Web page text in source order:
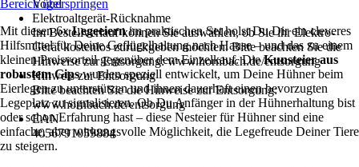
Vogel
Elektroaltgerät-Rücknahme
Im Bestellverlauf können Sie auswählen, ob Sie ihr Elektro-
Gerät kostenlos zurückgeben möchten. Bitte beachten Sie die
Hinweise zur Entsorgung: www.hornbach.de/entsorgung
Hinweis zur Entsorgung
Bitte beachten Sie die Hinweise zur Entsorgung:
www.hornbach.de/entsorgung
EAN
4056791059884
Bereich überspringen
Mit diesen 6xLegeeiernim praktischen Set holst Du Dir ein cleveres
Hilfsmittel für Deine Geflügelhaltung nach Hause – und das zu einem
kleinen Preisvorteil gegenüber dem Einzelkauf. DieKunsteier aus
robustem Gipswurden speziell entwickelt, um Deine Hühner beim
Eierlegen zu unterstützen und ihnen dauerhaft einen bevorzugten
Legeplatz zu signalisieren. Ob Du Anfänger in der Hühnerhaltung bist
oder schon Erfahrung hast – diese Nesteier für Hühner sind eine
einfache, aber wirkungsvolle Möglichkeit, die Legefreude Deiner Tiere
zu steigern.